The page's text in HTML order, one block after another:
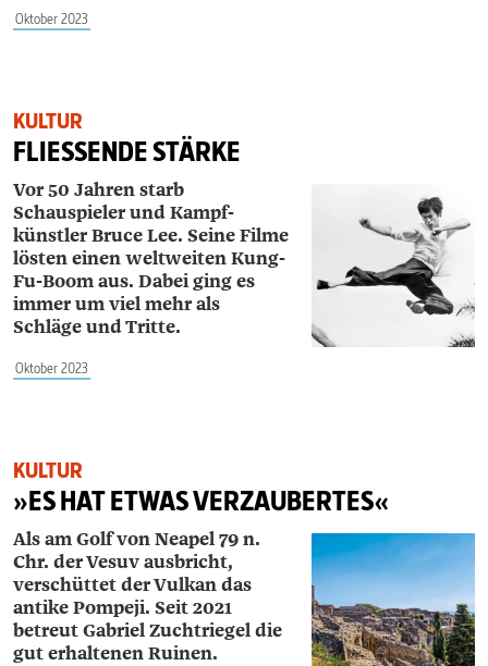
Oktober 2023
KULTUR
FLIESSENDE STÄRKE
Vor 50 Jahren starb
Schauspieler und Kampf-
künstler Bruce Lee. Seine Filme
lösten einen weltweiten Kung-
Fu-Boom aus. Dabei ging es
immer um viel mehr als
Schläge und Tritte.
Oktober 2023
KULTUR
»ES HAT ETWAS VERZAUBERTES«
Als am Golf von Neapel 79 n.
Chr. der Vesuv ausbricht,
verschüttet der Vulkan das
antike Pompeji. Seit 2021
betreut ­Gabriel ­Zuchtriegel die
gut erhaltenen Ruinen.